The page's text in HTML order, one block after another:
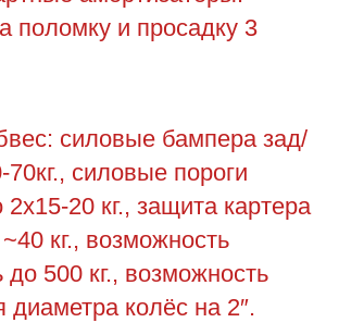
поломку и просадку 3
силовые бампера зад/
силовые пороги
20 кг., защита картера
кг., возможность
до 500 кг., возможность
диаметра колёс на 2″.